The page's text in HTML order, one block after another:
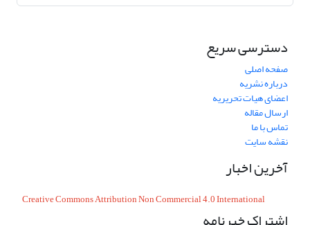
دسترسی سریع
صفحه اصلی
درباره نشریه
اعضای هیات تحریریه
ارسال مقاله
تماس با ما
نقشه سایت
آخرین اخبار
Creative Commons Attribution Non Commercial 4.0 International